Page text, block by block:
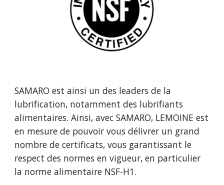
SAMAROest ainsi un des leaders de la
lubrification, notamment des lubrifiants
alimentaires. Ainsi, avec SAMARO, LEMOINE est
en mesure de pouvoir vous délivrer un grand
nombre de certificats, vous garantissant le
respect des normes en vigueur, en particulier
la norme alimentaire NSF-H1.